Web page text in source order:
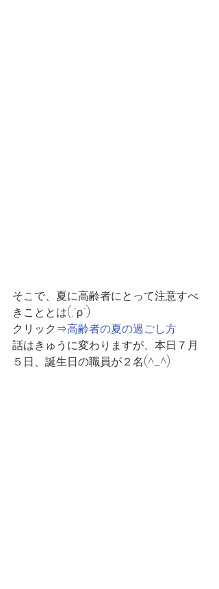
そこで、夏に高齢者にとって注意すべ
きこととは(;´ρ`)
クリック⇒高齢者の夏の過ごし方
話はきゅうに変わりますが、本日７月
５日、誕生日の職員が２名(^_^)